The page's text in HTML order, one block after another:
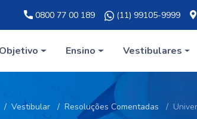
0800 77 00 189 (11) 99105-9999
Objetivo Ensino Vestibulares
Vestibular Resoluções Comentadas